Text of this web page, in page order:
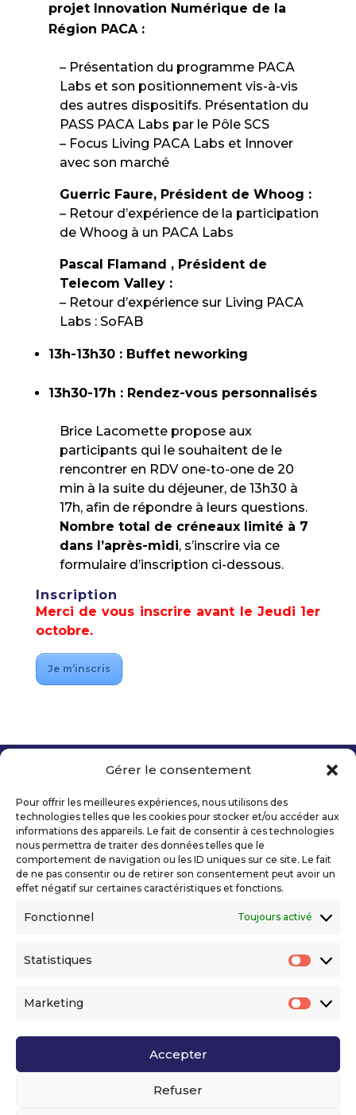
Gérer le consentement
Pour offrir les meilleures expériences, nous utilisons des
technologies telles que les cookies pour stocker et/ou accéder aux
informations des appareils. Le fait de consentir à ces technologies
nous permettra de traiter des données telles que le
comportement de navigation ou les ID uniques sur ce site. Le fait
de ne pas consentir ou de retirer son consentement peut avoir un
effet négatif sur certaines caractéristiques et fonctions.
Fonctionnel Toujours activé
Statistiques
Marketing
Accepter
Refuser
projet Innovation Numérique de la
Région PACA :
– Présentation du programme PACA
Labs et son positionnement vis-à-vis
des autres dispositifs. Présentation du
PASS PACA Labs par le Pôle SCS
– Focus Living PACA Labs et Innover
avec son marché
Guerric Faure, Président de Whoog :
– Retour d’expérience de la participation
de Whoog à un PACA Labs
Pascal Flamand , Président de
Telecom Valley :
– Retour d’expérience sur Living PACA
Labs : SoFAB
13h-13h30 : Buffet neworking
13h30-17h : Rendez-vous personnalisés
Brice Lacomette propose aux
participants qui le souhaitent de le
rencontrer en RDV one-to-one de 20
min à la suite du déjeuner, de 13h30 à
17h, afin de répondre à leurs questions.
Nombre total de créneaux limité à 7
dans l’après-midi, s’inscrire via ce
formulaire d’inscription ci-dessous.
Inscription
Merci de vous inscrire avant le Jeudi 1er
octobre.
Je m’inscris
Mentions légales
Politique de confidentialité
Déclaration d’accessibilité numérique
Ils nous soutiennent
Voir l’ensemble de nos partenaires